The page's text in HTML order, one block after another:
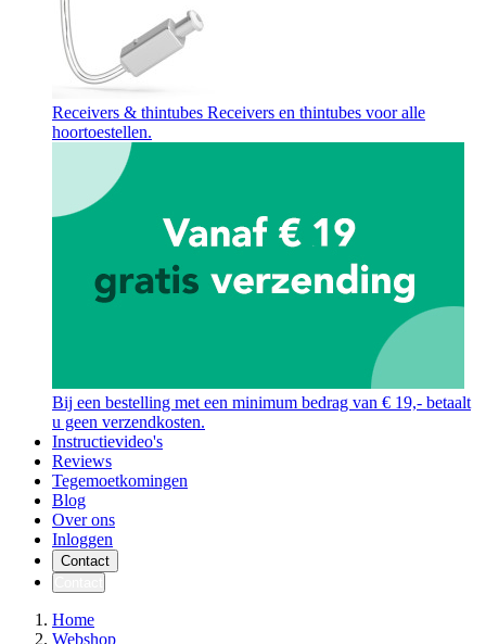
Receivers & thintubes Receivers en thintubes voor alle
hoortoestellen.
Bij een bestelling met een minimum bedrag van € 19,- betaalt
u geen verzendkosten.
Instructievideo's
Reviews
Tegemoetkomingen
Blog
Over ons
Inloggen
Contact
Home
Webshop